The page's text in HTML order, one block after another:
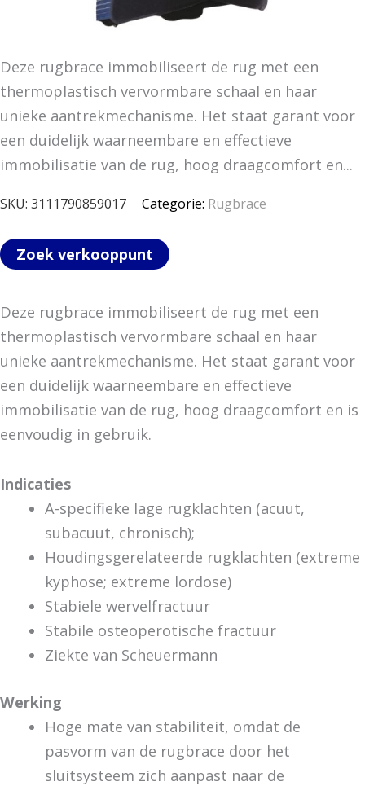
Deze rugbrace immobiliseert de rug met een
thermoplastisch vervormbare schaal en haar
unieke aantrekmechanisme. Het staat garant voor
een duidelijk waarneembare en effectieve
immobilisatie van de rug, hoog draagcomfort en...
SKU: 3111790859017 Categorie: Rugbrace
Zoek verkooppunt
Deze rugbrace immobiliseert de rug met een
thermoplastisch vervormbare schaal en haar
unieke aantrekmechanisme. Het staat garant voor
een duidelijk waarneembare en effectieve
immobilisatie van de rug, hoog draagcomfort en is
eenvoudig in gebruik.
Indicaties
A-specifieke lage rugklachten (acuut,
subacuut, chronisch);
Houdingsgerelateerde rugklachten (extreme
kyphose; extreme lordose)
Stabiele wervelfractuur
Stabile osteoperotische fractuur
Ziekte van Scheuermann
Werking
Hoge mate van stabiliteit, omdat de
pasvorm van de rugbrace door het
sluitsysteem zich aanpast naar de